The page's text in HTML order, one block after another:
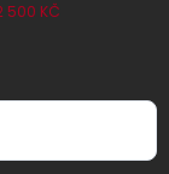
500 KČ